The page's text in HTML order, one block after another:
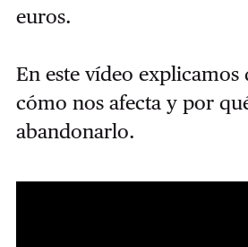
euros.
En este vídeo explicamos
cómo nos afecta y por
abandonarlo.